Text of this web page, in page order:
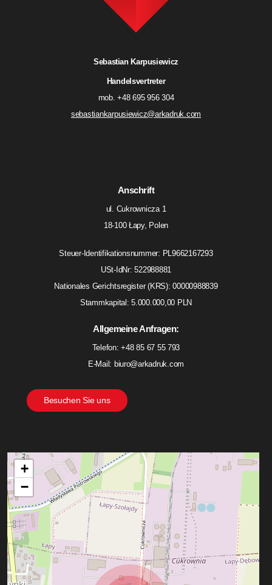
Sebastian Karpusiewicz
Handelsvertreter
mob. +48 695 956 304
sebastiankarpusiewicz@arkadruk.com
Anschrift
ul. Cukrownicza 1
18-100 Łapy, Polen
Steuer-Identifikationsnummer: PL9662167293
USt-IdNr: 522988881
Nationales Gerichtsregister (KRS): 00000988839
Stammkapital: 5.000.000,00 PLN
Allgemeine Anfragen:
Telefon: +48 85 67 55 793
E-Mail: biuro@arkadruk.com
Besuchen Sie uns
+
−